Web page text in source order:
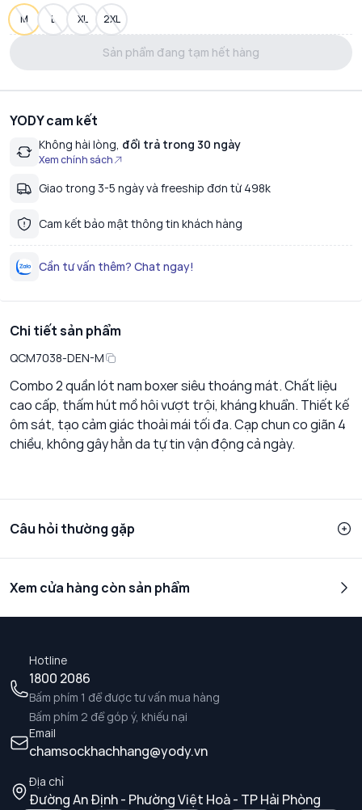
M L XL 2XL
Sản phẩm đang tạm hết hàng
YODY cam kết
Không hài lòng, đổi trả trong 30 ngày
Xem chính sách
Giao trong 3-5 ngày và freeship đơn từ 498k
Cam kết bảo mật thông tin khách hàng
Cần tư vấn thêm? Chat ngay!
Chi tiết sản phẩm
QCM7038-DEN-M
Combo 2 quần lót nam boxer siêu thoáng mát. Chất liệu
cao cấp, thấm hút mồ hôi vượt trội, kháng khuẩn. Thiết kế
ôm sát, tạo cảm giác thoải mái tối đa. Cạp chun co giãn 4
chiều, không gây hằn da tự tin vận động cả ngày.
Câu hỏi thường gặp
Xem cửa hàng còn sản phẩm
Hotline
1800 2086
Bấm phím 1 để được tư vấn mua hàng
Bấm phím 2 để góp ý, khiếu nại
Email
chamsockhachhang@yody.vn
Địa chỉ
Đường An Định - Phường Việt Hoà - TP Hải Phòng